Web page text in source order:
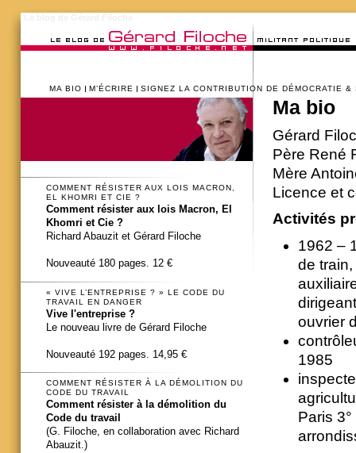
MA BIO M’ÉCRIRE SIGNEZ LA CONTRIBUTION DE DÉMOCRATIE &
Ma bio
Gérard
Père René
Mère
Licence et
Activités
1962 –
de
ouvrier
1985
Paris
COMMENT RÉSISTER AUX LOIS MACRON,
EL KHOMRI ET CIE ?
Comment résister aux lois Macron, El
Khomri et Cie ?
Richard Abauzit et Gérard Filoche
Nouveauté 180 pages. 12 €
« VIVE L’ENTREPRISE ? » LE CODE DU
TRAVAIL EN DANGER
Vive l'entreprise ?
Le nouveau livre de Gérard Filoche
Nouveauté 192 pages. 14,95 €
COMMENT RÉSISTER À LA DÉMOLITION DU
CODE DU TRAVAIL
Comment résister à la démolition du
Code du travail
(G. Filoche, en collaboration avec Richard
Abauzit.)